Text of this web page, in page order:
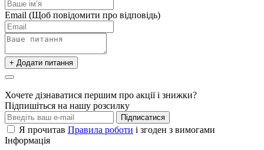
Email (Щоб повідомити про відповідь)
+ Додати питання
Хочете дізнаватися першим про акції і знижки?
Підпишіться на нашу розсилку
Підписатися
Я прочитав Правила роботи і згоден з вимогами
Інформація